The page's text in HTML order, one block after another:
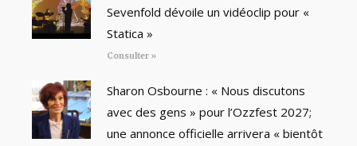
Sevenfold dévoile un vidéoclip pour «
Statica »
Consulter »
Sharon Osbourne : « Nous discutons
avec des gens » pour l’Ozzfest 2027;
une annonce officielle arrivera « bientôt